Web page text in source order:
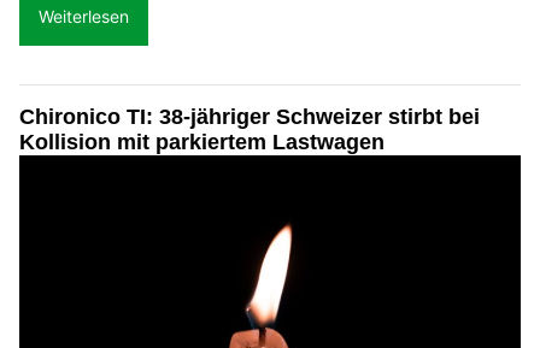
Weiterlesen
Chironico TI: 38-jähriger Schweizer stirbt bei
Kollision mit parkiertem Lastwagen